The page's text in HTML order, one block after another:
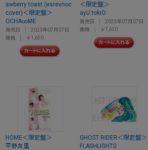
awberry toast (esrevnoc
cover)＜限定盤＞
OCHA∞ME
発売日
2023年07月07日
価格
￥1,650
＜限定盤＞
ayU tokiO
発売日
2023年07月07日
価格
￥1,650
HOME＜限定盤＞
平野友里
GHOST RIDER＜限定盤＞
FLASHLIGHTS